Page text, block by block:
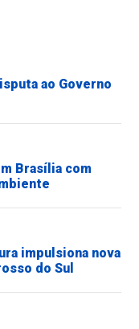
ao Governo
Brasília com
impulsiona nova
do Sul